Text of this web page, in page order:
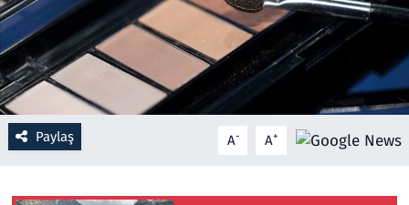
Paylaş A- A+
Sağlık
Savunma Sanayi
Seçim 2023